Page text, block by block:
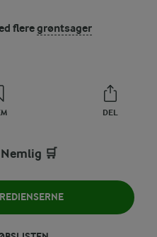
fleregrøntsager
DEL
🛒